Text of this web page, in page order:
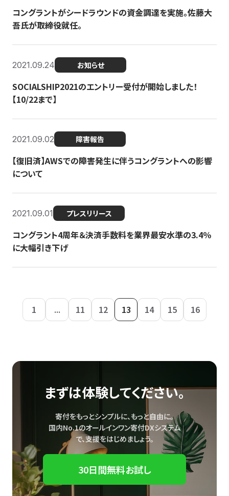
コングラントがシードラウンドの資金調達を実施。佐藤大
吾氏が取締役就任。
2021.09.24 お知らせ
SOCIALSHIP2021のエントリー受付が開始しました！
【10/22まで】
2021.09.02 障害報告
【復旧済】AWSでの障害発生に伴うコングラントへの影響
について
2021.09.01 プレスリリース
コングラント4周年＆決済手数料を業界最安水準の3.4％
に大幅引き下げ
1 ... 11 12 13 14 15 16
まずは体験してください。
寄付をもっとシンプルに、もっと自由に。
国内No.1のオールインワン寄付DXシステム
で、支援をはじめましょう。
30日間無料お試し